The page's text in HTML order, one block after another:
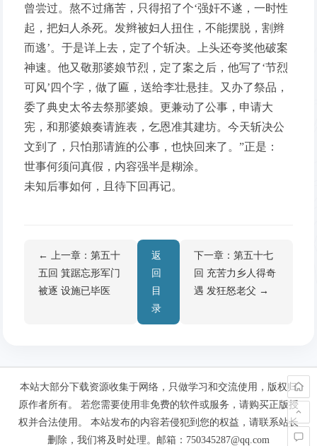
曾尝过。熬不过痛苦，只得招了个‘强奸不遂，一时性
起，把妇人杀死。发辫被妇人扭住，不能摆脱，割辫
而逃’。于是详上去，定了个斩决。上头还夸奖他破案
神速。他又敬那婆娘节烈，定了案之后，他写了‘节烈
可风’四个字，做了匾，送给李壮悬挂。又办了祭品，
委了典史太爷去祭那婆娘。更兼动了公事，申请大
宪，和那婆娘奏请旌表，乞恩准其建坊。今天斩决公
文到了，只怕那请旌的公事，也快回来了。”正是：
世事何须问真假，内容强半是糊涂。
未知后事如何，且待下回再记。
← 上一章：第五十
五回 箕踞忘形军门
被逐 设施已毕医
返
回
目
录
下一章：第五十七
回 充苦力乡人得奇
遇 发狂怒老父 →
本站大部分下载资源收集于网络，只做学习和交流使用，版权归
原作者所有。 若您需要使用非免费的软件或服务，请购买正版授
权并合法使用。 本站发布的内容若侵犯到您的权益，请联系站长
删除，我们将及时处理。邮箱：750345287@qq.com